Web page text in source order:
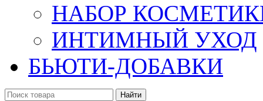
НАБОР
ИНТИМНЫЙ УХОД
БЬЮТИ-ДОБАВКИ
Найти